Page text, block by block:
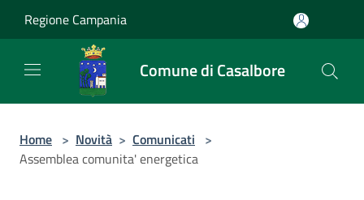
Regione Campania
Comune di Casalbore
Home > Novità > Comunicati >
Assemblea comunita' energetica